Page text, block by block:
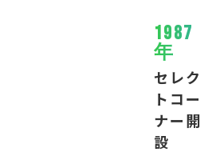
1987
年
セレク
トコー
ナー開
設